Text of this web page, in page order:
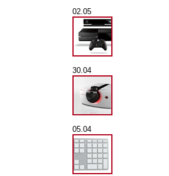
02.05
30.04
05.04